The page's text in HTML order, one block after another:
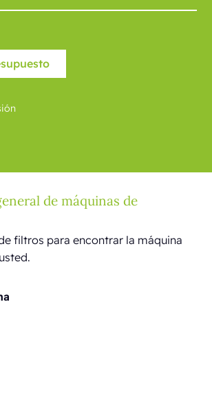
de máquinas de
filtros para encontrar la máquina